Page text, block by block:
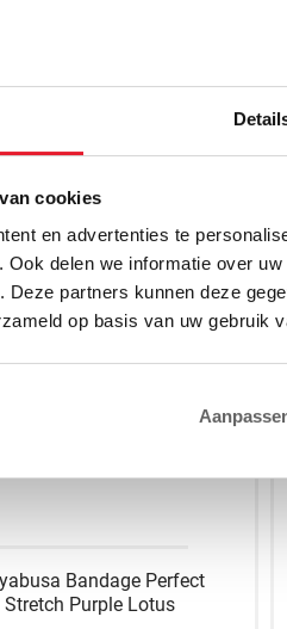
cookies
en advertenties te
delen we informatie over
Deze partners kunnen deze
op basis van uw gebruik
Bandage Perfect
Stretch Purple Lotus